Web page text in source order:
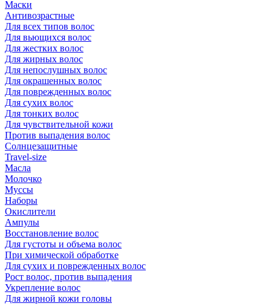
Маски
Антивозрастные
Для всех типов волос
Для вьющихся волос
Для жестких волос
Для жирных волос
Для непослушных волос
Для окрашенных волос
Для поврежденных волос
Для сухих волос
Для тонких волос
Для чувствительной кожи
Против выпадения волос
Солнцезащитные
Travel-size
Масла
Молочко
Муссы
Наборы
Окислители
Ампулы
Восстановление волос
Для густоты и объема волос
При химической обработке
Для сухих и поврежденных волос
Рост волос, против выпадения
Укрепление волос
Для жирной кожи головы